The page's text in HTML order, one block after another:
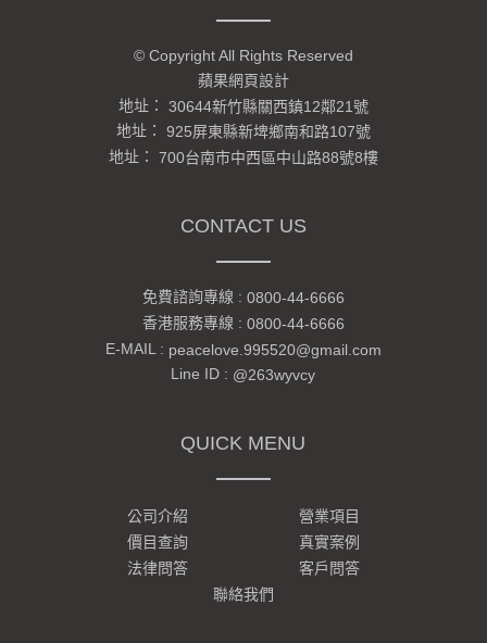
© Copyright All Rights Reserved
蘋果網頁設計
地址： 30644新竹縣關西鎮12鄰21號
地址： 925屏東縣新埤鄉南和路107號
地址： 700台南市中西區中山路88號8樓
CONTACT US
免費諮詢專線 : 0800-44-6666
香港服務專線 : 0800-44-6666
E-MAIL : peacelove.995520@gmail.com
Line ID : @263wyvcy
QUICK MENU
公司介紹
營業項目
價目查詢
真實案例
法律問答
客戶問答
聯絡我們